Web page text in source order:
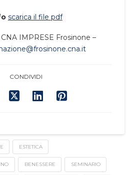
scarica il file pdf
IMPRESE Frosinone –
CONDIVIDI
ESTETICA
BENESSERE SEMINARIO